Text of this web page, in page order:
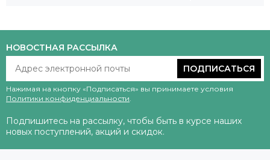
НОВОСТНАЯ РАССЫЛКА
ПОДПИСАТЬСЯ
Нажимая на кнопку «Подписаться» вы принимаете условия
Политики конфиденциальности.
Подпишитесь на рассылку, чтобы быть в курсе наших
новых поступлений, акций и скидок.